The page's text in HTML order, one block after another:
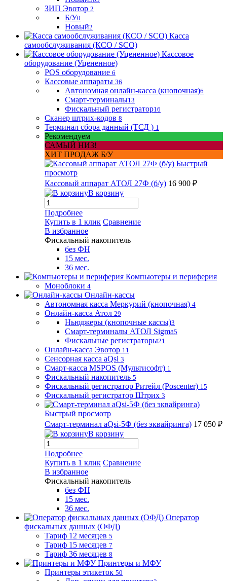
ЗИП Эвотор 2
Б/У0
Новый2
Касса
самообслуживания (КСО / SCO)
Кассовое
оборудование (Уцененное)
POS оборудование 6
Кассовые аппараты 36
Автономная онлайн-касса (кнопочная)6
Смарт-терминалы13
Фискальный регистратор16
Сканер штрих-кодов 8
Терминал сбора данный (ТСД ) 1
Рекомендуем
САМЫЙ НИЗ!
ХИТ ПРОДАЖ Б/У
Быстрый
просмотр
Кассовый аппарат АТОЛ 27Ф (б/у) 16 900 ₽
В корзину
Подробнее
Купить в 1 клик Сравнение
В избранное
Фискальный накопитель
без ФН
15 мес.
36 мес.
Компьютеры и периферия
Моноблоки 4
Онлайн-кассы
Автономная касса Меркурий (кнопочная) 4
Онлайн-касса Атол 29
Ньюджеры (кнопочные кассы)3
Смарт-терминалы АТОЛ Sigma5
Фискальные регистраторы21
Онлайн-касса Эвотор 11
Сенсорная касса aQsi 3
Смарт-касса MSPOS (Мультисофт) 1
Фискальный накопитель 5
Фискальный регистратор Ритейл (Poscenter) 15
Фискальный регистратор Штрих 3
Быстрый просмотр
Смарт-терминал aQsi-5Ф (без эквайринга) 17 050 ₽
В корзину
Подробнее
Купить в 1 клик Сравнение
В избранное
Фискальный накопитель
без ФН
15 мес.
36 мес.
Оператор
фискальных данных (ОФД)
Тариф 12 месяцев 5
Тариф 15 месяцев 7
Тариф 36 месяцев 8
Принтеры и МФУ
Принтеры этикеток 50